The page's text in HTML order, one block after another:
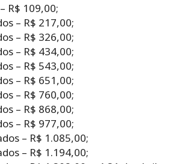
R$ 109,00;
– R$ 217,00;
– R$ 326,00;
– R$ 434,00;
– R$ 543,00;
– R$ 651,00;
– R$ 760,00;
– R$ 868,00;
– R$ 977,00;
– R$ 1.085,00;
– R$ 1.194,00;